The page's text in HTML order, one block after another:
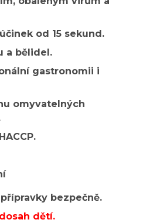
od 15 sekund.
a bělidel.
gastronomii i
omyvatelných
bezpečně.
dětí.